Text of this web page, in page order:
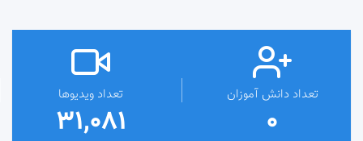
تعداد دانش آموزان
0
تعداد ویدیوها
31,081